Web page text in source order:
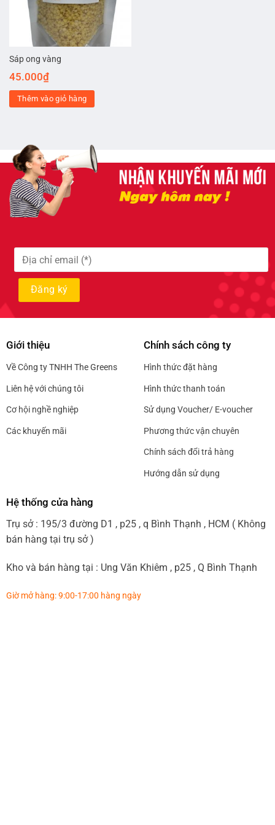
Sáp ong vàng
45.000₫
Thêm vào giỏ hàng
Giới thiệu
Về Công ty TNHH The Greens
Liên hệ với chúng tôi
Cơ hội nghề nghiệp
Các khuyến mãi
Chính sách công ty
Hình thức đặt hàng
Hình thức thanh toán
Sử dụng Voucher/ E-voucher
Phương thức vận chuyên
Chính sách đổi trả hàng
Hướng dẫn sử dụng
Hệ thống cửa hàng
Trụ sở : 195/3 đường D1 , p25 , q Bình Thạnh , HCM ( Không
bán hàng tại trụ sở )
Kho và bán hàng tại : Ung Văn Khiêm , p25 , Q Bình Thạnh
Giờ mở hàng: 9:00-17:00 hàng ngày